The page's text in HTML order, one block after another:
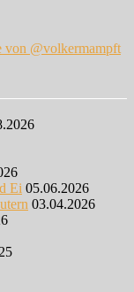
Ei 05.06.2026
03.04.2026